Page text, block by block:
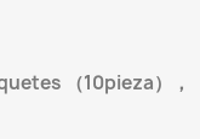
（10pieza），